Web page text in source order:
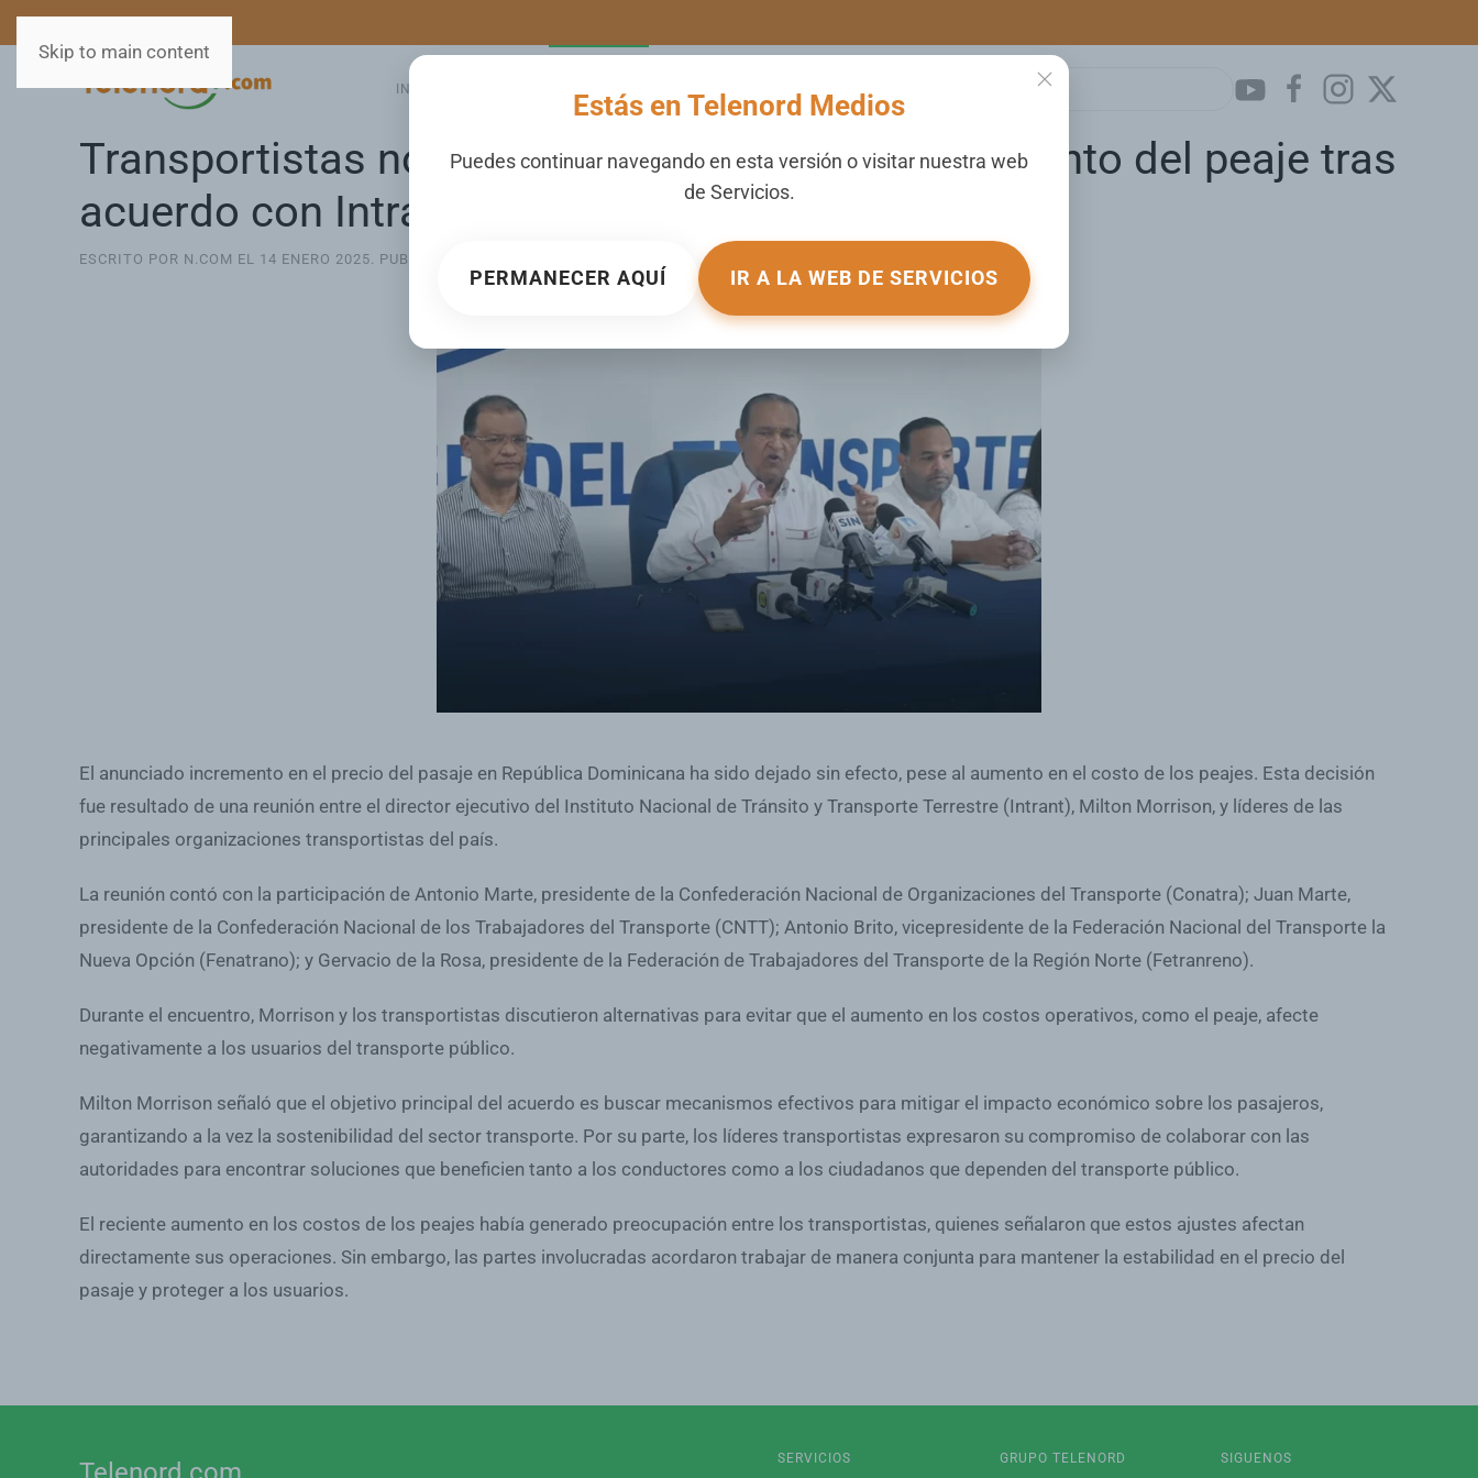
Estás en Telenord Medios
Puedes continuar navegando en esta versión o visitar nuestra web
de Servicios.
PERMANECER AQUÍ IR A LA WEB DE SERVICIOS
Skip to main content
INICIO
Transportistas no aumentarán pasaje por incremento del peaje tras
acuerdo con Intrant
ESCRITO POR N.COM EL 14 ENERO 2025. PUBLICADO EN
El anunciado incremento en el precio del pasaje en República Dominicana ha sido dejado sin efecto, pese al aumento en el costo de los peajes. Esta decisión
fue resultado de una reunión entre el director ejecutivo del Instituto Nacional de Tránsito y Transporte Terrestre (Intrant), Milton Morrison, y líderes de las
principales organizaciones transportistas del país.
La reunión contó con la participación de Antonio Marte, presidente de la Confederación Nacional de Organizaciones del Transporte (Conatra); Juan Marte,
presidente de la Confederación Nacional de los Trabajadores del Transporte (CNTT); Antonio Brito, vicepresidente de la Federación Nacional del Transporte la
Nueva Opción (Fenatrano); y Gervacio de la Rosa, presidente de la Federación de Trabajadores del Transporte de la Región Norte (Fetranreno).
Durante el encuentro, Morrison y los transportistas discutieron alternativas para evitar que el aumento en los costos operativos, como el peaje, afecte
negativamente a los usuarios del transporte público.
Milton Morrison señaló que el objetivo principal del acuerdo es buscar mecanismos efectivos para mitigar el impacto económico sobre los pasajeros,
garantizando a la vez la sostenibilidad del sector transporte. Por su parte, los líderes transportistas expresaron su compromiso de colaborar con las
autoridades para encontrar soluciones que beneficien tanto a los conductores como a los ciudadanos que dependen del transporte público.
El reciente aumento en los costos de los peajes había generado preocupación entre los transportistas, quienes señalaron que estos ajustes afectan
directamente sus operaciones. Sin embargo, las partes involucradas acordaron trabajar de manera conjunta para mantener la estabilidad en el precio del
pasaje y proteger a los usuarios.
SERVICIOS GRUPO TELENORD SIGUENOS